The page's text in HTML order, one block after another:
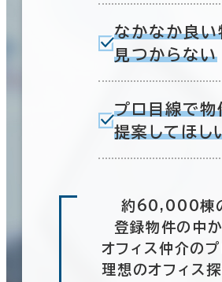
なかなか良い
見つからない
プロ目線で物
提案してほし
約60,000棟
登録物件の中
オフィス仲介の
理想のオフィス